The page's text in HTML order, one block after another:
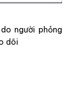
người phỏng
dõi